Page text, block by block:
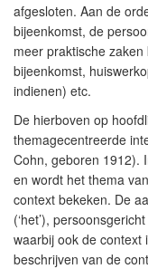
afgesloten. Aan de
bijeenkomst, de
meer praktische
bijeenkomst,
indienen) etc.
De hierboven op
themagecentreerde
Cohn, geboren 1912).
en wordt het thema
context bekeken. De
(‘het’),
waarbij ook de context
beschrijven van de